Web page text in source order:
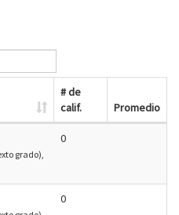
# de
calif.
Promedio
grado),
0
0